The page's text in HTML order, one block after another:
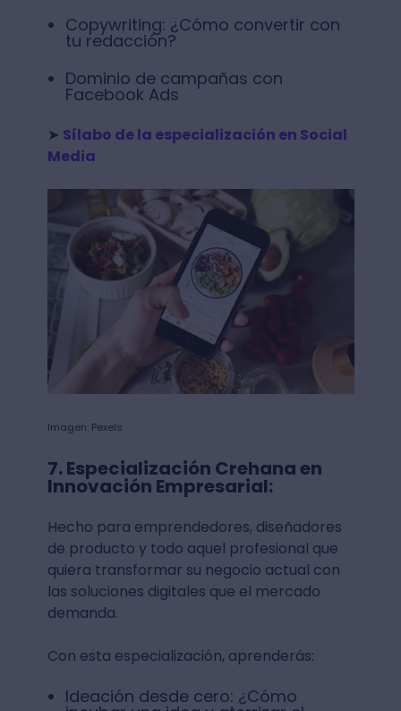
Copywriting: ¿Cómo convertir con
tu redacción?
Dominio de campañas con
Facebook Ads
➤ Sílabo de la especialización en Social
Media
Imagen: Pexels
7. Especialización Crehana en
Innovación Empresarial:
Hecho para emprendedores, diseñadores
de producto y todo aquel profesional que
quiera transformar su negocio actual con
las soluciones digitales que el mercado
demanda.
Con esta especialización, aprenderás:
Ideación desde cero: ¿Cómo